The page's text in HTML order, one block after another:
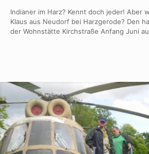
Indianer im Harz? Kennt doch jeder! Aber
Klaus aus Neudorf bei Harzgerode? Den
der Wohnstätte Kirchstraße Anfang Juni